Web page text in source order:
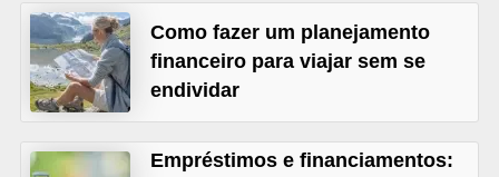
Como fazer um planejamento
financeiro para viajar sem se
endividar
Empréstimos e financiamentos:
e
i
r
a
s